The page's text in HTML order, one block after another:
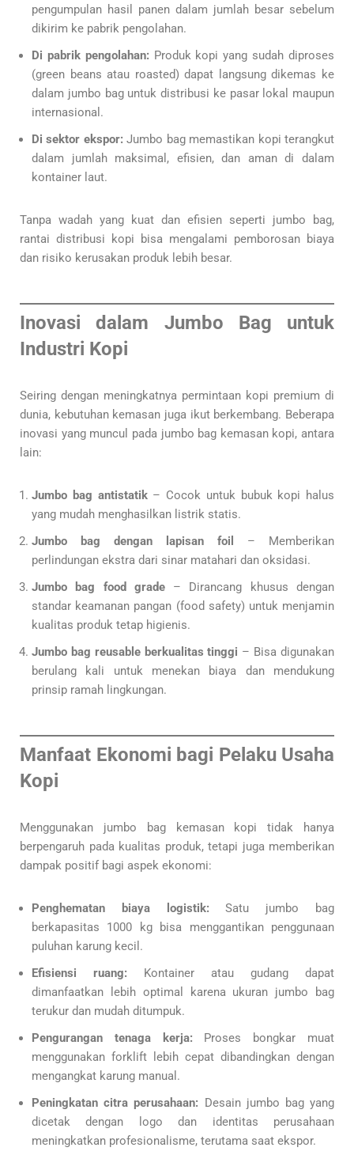
pengumpulan hasil panen dalam jumlah besar sebelum
dikirim ke pabrik pengolahan.
Di pabrik pengolahan: Produk kopi yang sudah diproses
(green beans atau roasted) dapat langsung dikemas ke
dalam jumbo bag untuk distribusi ke pasar lokal maupun
internasional.
Di sektor ekspor: Jumbo bag memastikan kopi terangkut
dalam jumlah maksimal, efisien, dan aman di dalam
kontainer laut.
Tanpa wadah yang kuat dan efisien seperti jumbo bag,
rantai distribusi kopi bisa mengalami pemborosan biaya
dan risiko kerusakan produk lebih besar.
Inovasi dalam Jumbo Bag untuk
Industri Kopi
Seiring dengan meningkatnya permintaan kopi premium di
dunia, kebutuhan kemasan juga ikut berkembang. Beberapa
inovasi yang muncul pada jumbo bag kemasan kopi, antara
lain:
Jumbo bag antistatik– Cocok untuk bubuk kopi halus
yang mudah menghasilkan listrik statis.
Jumbo bag dengan lapisan foil
– Memberikan
perlindungan ekstra dari sinar matahari dan oksidasi.
Jumbo bag food grade– Dirancang khusus dengan
standar keamanan pangan (food safety) untuk menjamin
kualitas produk tetap higienis.
Jumbo bag reusable berkualitas tinggi – Bisa digunakan
berulang kali untuk menekan biaya dan mendukung
prinsip ramah lingkungan.
Manfaat Ekonomi bagi Pelaku Usaha
Kopi
Menggunakan jumbo bag kemasan kopi tidak hanya
berpengaruh pada kualitas produk, tetapi juga memberikan
dampak positif bagi aspek ekonomi:
Penghematan biaya logistik: Satu jumbo bag
berkapasitas 1000 kg bisa menggantikan penggunaan
puluhan karung kecil.
Efisiensi ruang: Kontainer atau gudang dapat
dimanfaatkan lebih optimal karena ukuran jumbo bag
terukur dan mudah ditumpuk.
Pengurangan tenaga kerja: Proses bongkar muat
menggunakan forklift lebih cepat dibandingkan dengan
mengangkat karung manual.
Peningkatan citra perusahaan: Desain jumbo bag yang
dicetak dengan logo dan identitas perusahaan
meningkatkan profesionalisme, terutama saat ekspor.